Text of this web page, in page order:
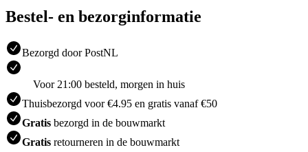
Bestel- en bezorginformatie
Bezorgd door PostNL
Voor 21:00 besteld, morgen in huis
Thuisbezorgd voor €4.95 en gratis vanaf €50
Gratis bezorgd in de bouwmarkt
Gratis retourneren in de bouwmarkt